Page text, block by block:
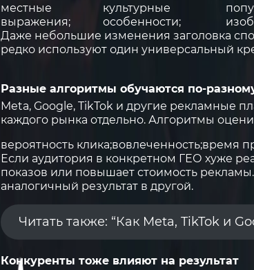
местные
выражения;
культурные
особенности;
Даже небольшие изменения заголовка
редко используют один универсальный
Разные алгоритмы обучаются по-
Meta, Google, TikTok и другие рекламные
каждого рынка отдельно. Алгоритмы
вероятность клика;вовлеченность;время
Если аудитория в конкретном ГЕО хуже
показов или повышает стоимость
аналогичный результат в другой.
Читать также: “Как Meta, TikTok и
Конкуренты тоже влияют на результат